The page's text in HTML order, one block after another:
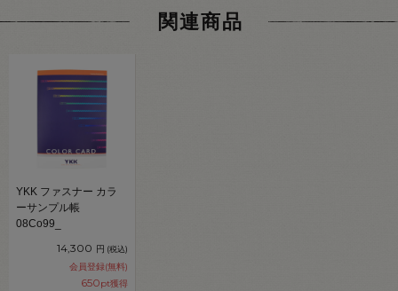
関連商品
YKK ファスナー カラ
ーサンプル帳
08Co99_
14,300 円 (税込)
会員登録(無料)
650pt獲得